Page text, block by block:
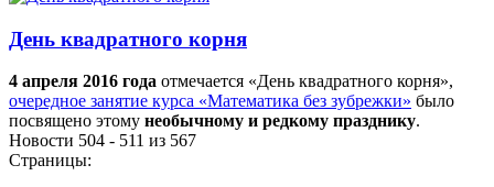
День квадратного корня
4 апреля 2016 года отмечается «День квадратного корня»,
очередное занятие курса «Математика без зубрежки» было
посвящено этому необычному и редкому празднику.
Новости 504 - 511 из 567
Страницы: